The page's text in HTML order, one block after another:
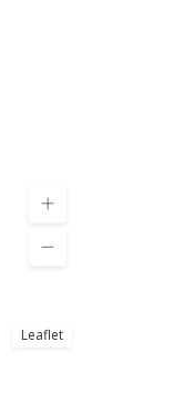
Leaflet